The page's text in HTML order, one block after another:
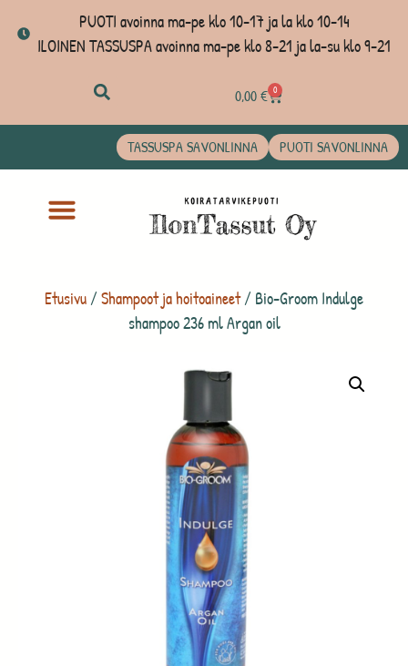
PUOTI avoinna ma-pe klo 10-17 ja la klo 10-14
ILOINEN TASSUSPA avoinna ma-pe klo 8-21 ja la-su klo 9-21
0,00€ 0
TASSUSPA SAVONLINNA PUOTI SAVONLINNA
Etusivu /Shampoot ja hoitoaineet/ Bio-Groom Indulge
shampoo 236 ml Argan oil